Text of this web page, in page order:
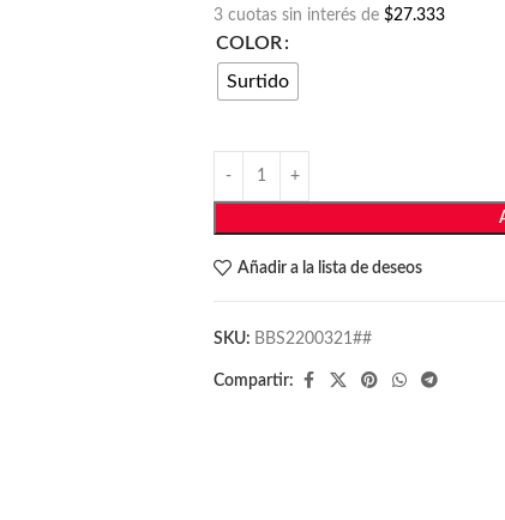
3 cuotas sin interés de$27.333
COLOR
Surtido
Añadir a la lista de deseos
SKU: BBS2200321##
Compartir: